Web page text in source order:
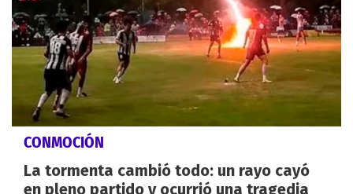
CONMOCIÓN
La tormenta cambió todo: un rayo cayó
en pleno partido y ocurrió una tragedia